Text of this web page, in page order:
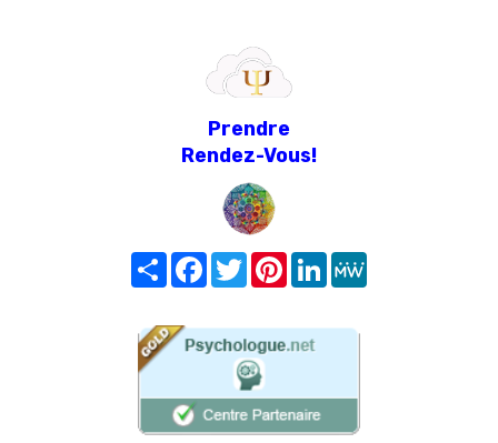
Prendre
Rendez-Vous!
Share FacebookTwitterPinterest
LinkedIn